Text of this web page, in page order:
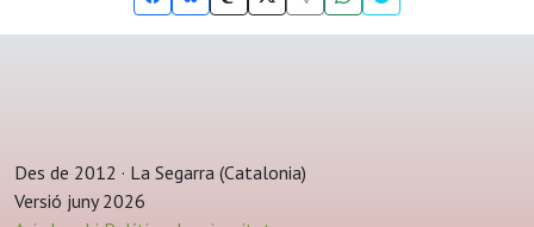
Des de 2012 · La Segarra (Catalonia)
Versió juny 2026